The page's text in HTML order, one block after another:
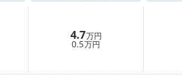
4.7万円
0.5万円